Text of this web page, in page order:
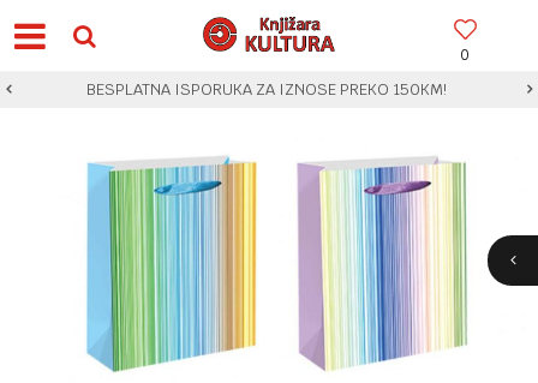
0
BESPLATNA ISPORUKA ZA IZNOSE PREKO 150KM!